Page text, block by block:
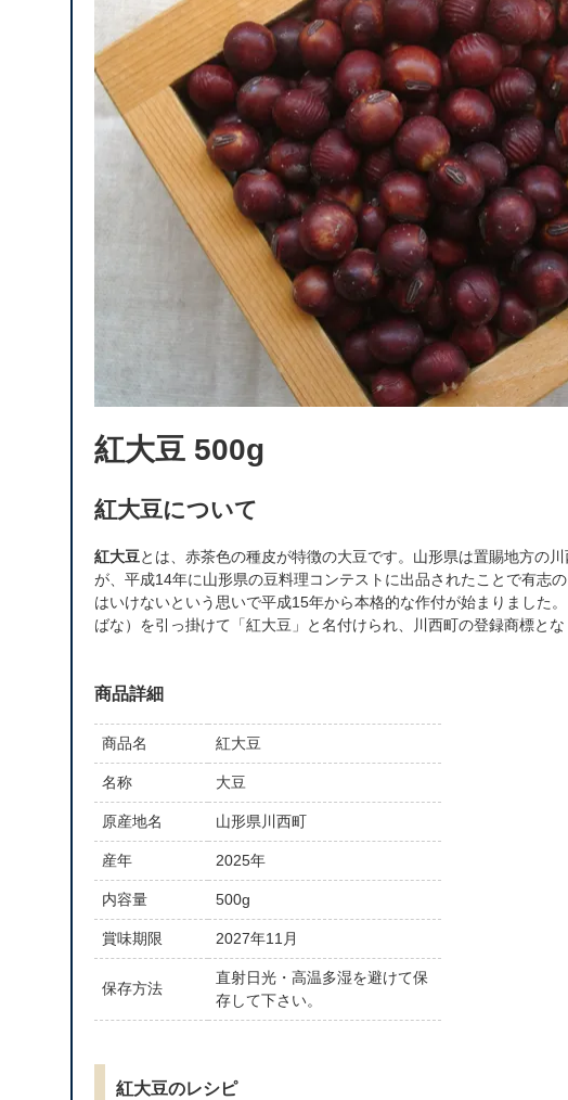
紅大豆 500g
紅大豆について
紅大豆とは、赤茶色の種皮が特徴の大豆です。山形県は置賜地方の
が、平成14年に山形県の豆料理コンテストに出品されたことで有志
はいけないという思いで平成15年から本格的な作付が始まりました
ばな）を引っ掛けて「紅大豆」と名付けられ、川西町の登録商標と
商品詳細
商品名 紅大豆
名称 大豆
原産地名 山形県川西町
産年 2025年
内容量 500g
賞味期限 2027年11月
保存方法
直射日光・高温多湿を避けて保
存して下さい。
紅大豆のレシピ